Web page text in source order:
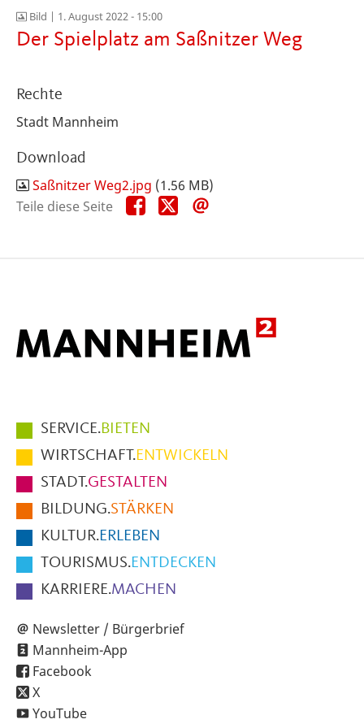
Bild | 1. August 2022 - 15:00
Der Spielplatz am Saßnitzer Weg
Rechte
Stadt Mannheim
Download
Saßnitzer Weg2.jpg (1.56 MB)
Teile diese Seite
Teile
diese
Teile
diese
Hauptmenüpunkte
im
Fußbereich
der
Seite
SERVICE.BIETEN
WIRTSCHAFT.ENTWICKELN
STADT.GESTALTEN
BILDUNG.STÄRKEN
KULTUR.ERLEBEN
TOURISMUS.ENTDECKEN
KARRIERE.MACHEN
Newsletter / Bürgerbrief
Mannheim-App
Facebook
X
YouTube